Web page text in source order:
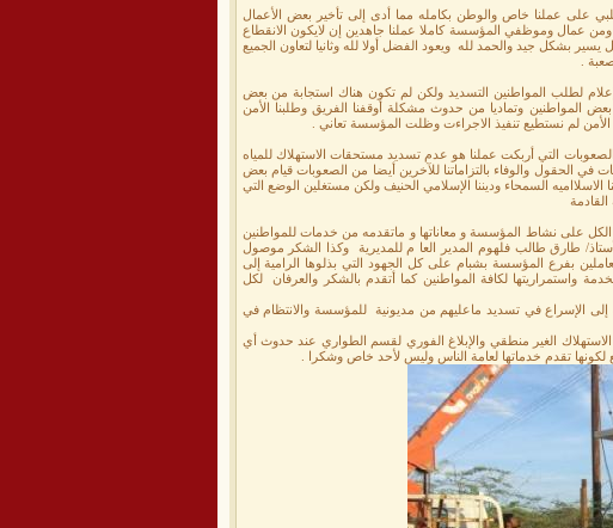
على عملنا خاص والوطن بكامله مما أدى إلى تأخير بعض الأعمال
عمال وموظفي المؤسسة كاملا عملنا جاهدين إن لايكون الانقطاع
جيد والحمد لله ويعود الفضل أولا لله وثانيا لتعاون الجميع
.
لطلب المواطنين التسديد ولكن لم تكون هناك استجابة من بعض
وتماديا من حدوث مشكلة أوقفنا الفريق وطلبنا الأمن
لم نستطيع تنفيذ الاجراءت وظلت المؤسسة تعاني .
التي أربكت عملنا هو عدم تسديد مستحقات الاستهلاك للمياه
الحقول والوفاء بالتزاماتنا للآخرين أيضا من الصعوبات قيام بعض
السمحاء وديننا الإسلامي الحنيف ولكن مستغلين الوضع التي
على نشاط المؤسسة و معاناتها و ماتقدمه من خدمات للمواطنين
طارق طالب فلهوم المدير العا م للمديرية وكذا الشكر موصول
بفرع المؤسسة بشبام على كل الجهود التي بذلوها الرامية إلى
واستمراريتها لكافة المواطنين كما أتقدم بالشكر والعرفان لكل
الإسراع في تسديد ماعليهم من مديونية للمؤسسة والانتظام في
الغير منطقي والإبلاغ الفوري لقسم الطواري عند حدوث أي
تقدم خدماتها لعامة الناس وليس لأحد خاص وشكرا .